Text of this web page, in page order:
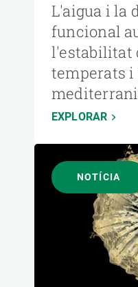
L'aigua i la
funcional
l'estabilitat
temperats i
EXPLORAR
NOTÍCIA